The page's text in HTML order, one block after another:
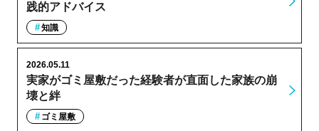
践的アドバイス
知識
実家がゴミ屋敷だった経験者が直面した家族の崩
壊と絆
2026.05.11
ゴミ屋敷